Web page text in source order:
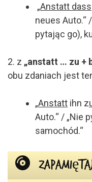
„Anstatt dass
neues Auto.“
pytając go),
2. z „anstatt … zu +
obu zdaniach jest
„Anstatt ihn z
Auto.“ / „Nie
samochód.“